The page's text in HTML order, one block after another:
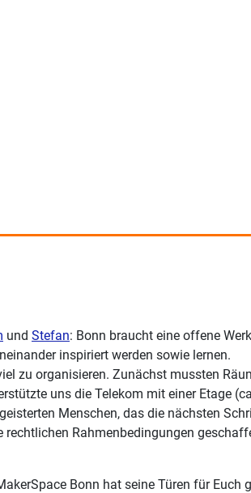
und Stefan: Bonn braucht eine offene
inspiriert werden sowie lernen.
zu organisieren. Zunächst mussten
uns die Telekom mit einer Etage
Menschen, das die nächsten
Rahmenbedingungen
Bonn hat seine Türen für